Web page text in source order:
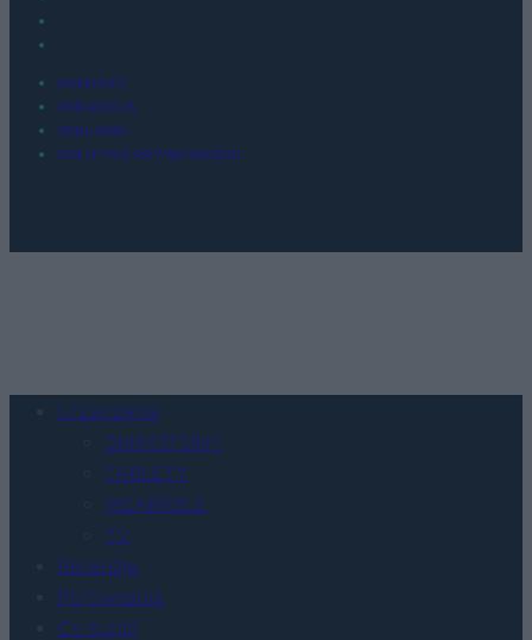
KONTAKT
REDAKCJA
REKLAMA
POLITYKA PRYWATNOŚCI
Urządzenia
SMARTFONY
TABLETY
WEARABLE
TV
Recenzje
Porównania
Co kupić